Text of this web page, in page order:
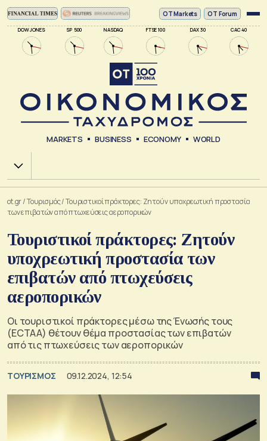
DOW JONES SP 500 NASDAQ FTSE 100 DAX 30 CAC 40
ΟΤ Markets OT Forum
MARKETS BUSINESS ECONOMY WORLD
Χ.Α.
ot.gr/Τουρισμός/Τουριστικοί πράκτορες: Ζητούν υποχρεωτική προστασία
των επιβατών από πτωχεύσεις αεροπορικών
Τουριστικοί πράκτορες: Ζητούν
υποχρεωτική προστασία των
επιβατών από πτωχεύσεις
αεροπορικών
Οι τουριστικοί πράκτορες μέσω της Ένωσής τους
(ECTAA) θέτουν θέμα προστασίας των επιβατών
από τις πτωχεύσεις των αεροπορικών
ΤΟΥΡΙΣΜΟΣ 09.12.2024, 12:54